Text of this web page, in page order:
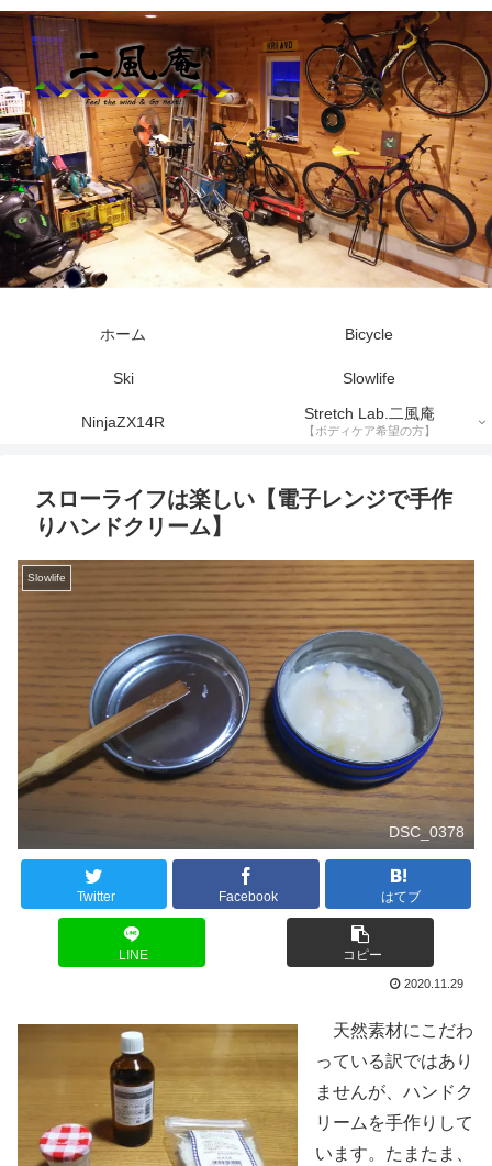
ホーム Bicycle
Ski Slowlife
NinjaZX14R Stretch Lab.二風庵
【ボディケア希望の方】
スローライフは楽しい【電子レンジで手作
りハンドクリーム】
Slowlife
DSC_0378
Twitter Facebook はてブ
LINE コピー
2020.11.29
天然素材にこだわ
っている訳ではあり
ませんが、ハンドク
リームを手作りして
います。たまたま、